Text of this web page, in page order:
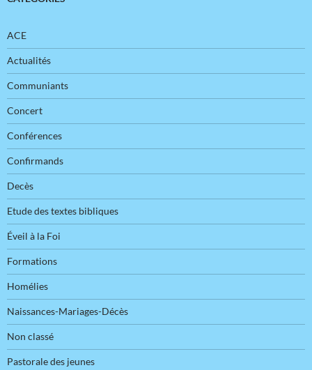
ACE
Actualités
Communiants
Concert
Conférences
Confirmands
Decès
Etude des textes bibliques
Éveil à la Foi
Formations
Homélies
Naissances-Mariages-Décès
Non classé
Pastorale des jeunes